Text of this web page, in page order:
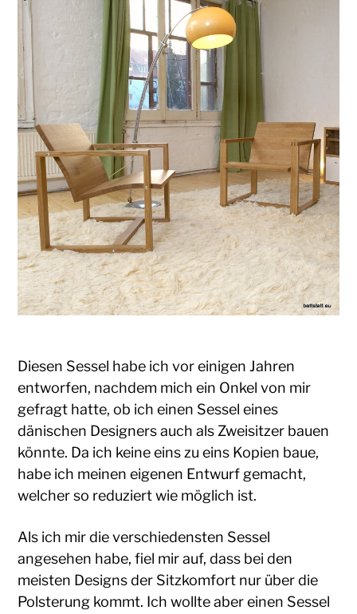
Diesen Sessel habe ich vor einigen Jahren
entworfen, nachdem mich ein Onkel von mir
gefragt hatte, ob ich einen Sessel eines
dänischen Designers auch als Zweisitzer bauen
könnte. Da ich keine eins zu eins Kopien baue,
habe ich meinen eigenen Entwurf gemacht,
welcher so reduziert wie möglich ist.
Als ich mir die verschiedensten Sessel
angesehen habe, fiel mir auf, dass bei den
meisten Designs der Sitzkomfort nur über die
Polsterung kommt. Ich wollte aber einen Sessel